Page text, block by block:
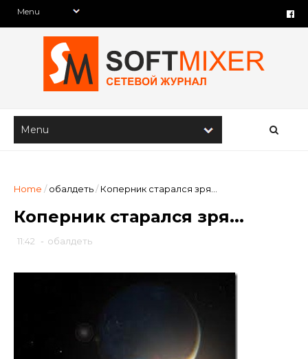
Home / обалдеть/ Коперник старался зря...
Коперник старался зря...
11:42 - обалдеть